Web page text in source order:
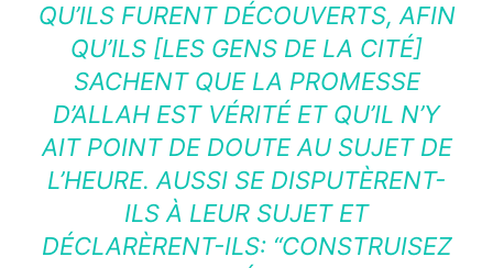
QU’ILS FURENT DÉCOUVERTS, AFIN
QU’ILS [LES GENS DE LA CITÉ]
SACHENT QUE LA PROMESSE
D’ALLAH EST VÉRITÉ ET QU’IL N’Y
AIT POINT DE DOUTE AU SUJET DE
L’HEURE. AUSSI SE DISPUTÈRENT-
ILS À LEUR SUJET ET
DÉCLARÈRENT-ILS: “CONSTRUISEZ